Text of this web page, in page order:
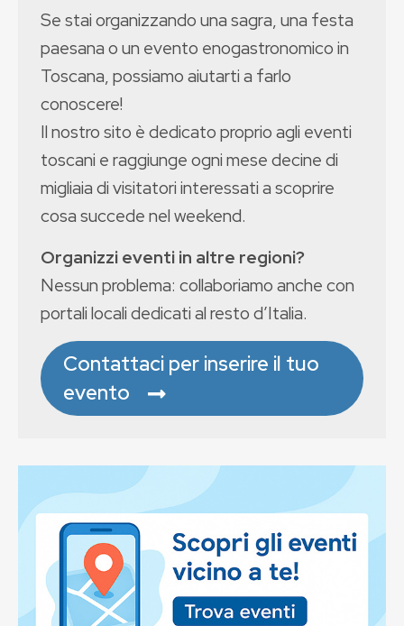
Se stai organizzando una sagra, una festa
paesana o un evento enogastronomico in
Toscana, possiamo aiutarti a farlo
conoscere!
Il nostro sito è dedicato proprio agli eventi
toscani e raggiunge ogni mese decine di
migliaia di visitatori interessati a scoprire
cosa succede nel weekend.
Organizzi eventi in altre regioni?
Nessun problema: collaboriamo anche con
portali locali dedicati al resto d’Italia.
Contattaci per inserire il tuo
evento